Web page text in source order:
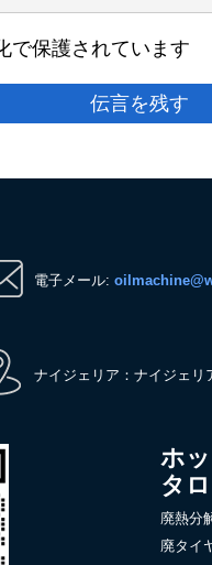
で保護されています
伝言を残す
電子メール:
ナイジェリア：ナイジェリ
ホ
タ
廃熱分
廃タイ